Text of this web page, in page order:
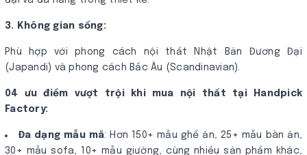
3. Không gian sống:
Phù hợp với phong cách nội thất Nhật Bản Đương Đại
(Japandi) và phong cách Bắc Âu (Scandinavian).
04 ưu điểm vượt trội khi mua nội thất tại Handpick
Factory:
Đa dạng mẫu mã: Hơn 150+ mẫu ghế ăn, 25+ mẫu bàn ăn,
30+ mẫu sofa, 10+ mẫu giường, cùng nhiều sản phẩm khác,